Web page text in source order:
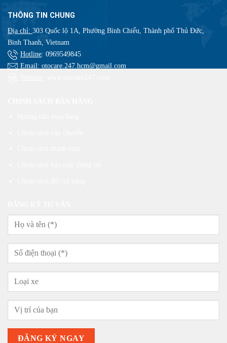
THÔNG TIN CHUNG
Địa chỉ: 303 Quốc lộ 1A, Phường Bình Chiểu, Thành phố Thủ Đức,
Binh Thanh, Vietnam
Hotline: 0969549845
Email: otocare.247.hcm@gmail.com